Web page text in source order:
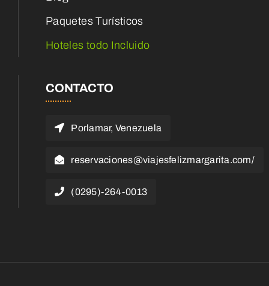
Paquetes Turísticos
Hoteles todo Incluido
CONTACTO
Porlamar, Venezuela
reservaciones@viajesfelizmargarita.com/
(0295)-264-0013